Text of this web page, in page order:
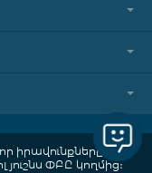
իրավունքները
ՓԲԸ կողմից։